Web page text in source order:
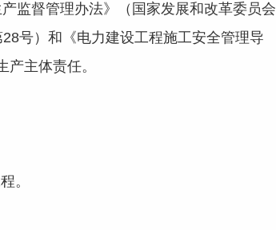
监督管理办法》（国家发展和改革委员会
号）和《电力建设工程施工安全管理导
主体责任。
。